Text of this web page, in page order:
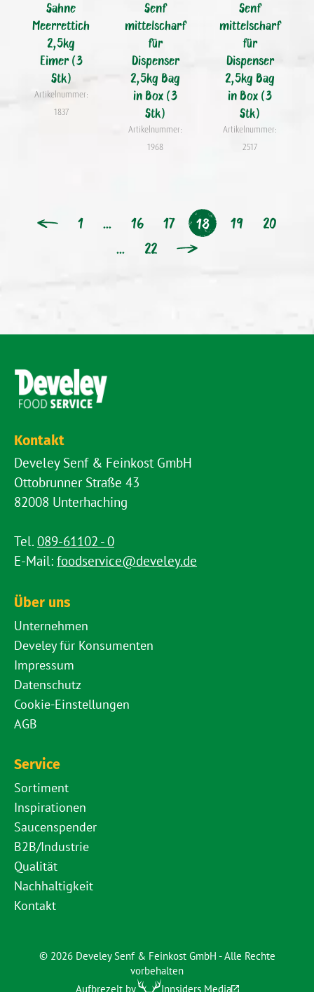
Sahne
Meerrettich
2,5kg
Eimer (3
Stk)
Artikelnummer:
1837
Senf
mittelscharf
für
Dispenser
2,5kg Bag
in Box (3
Stk)
Artikelnummer:
1968
Senf
mittelscharf
für
Dispenser
2,5kg Bag
in Box (3
Stk)
Artikelnummer:
2517
1 … 16 17 18 19
20
…
22
Kontakt
Develey Senf & Feinkost GmbH
Ottobrunner Straße 43
82008 Unterhaching
Tel. 089-61102 - 0
E-Mail: foodservice@develey.de
Über uns
Unternehmen
Develey für Konsumenten
Impressum
Datenschutz
Cookie-Einstellungen
AGB
Service
Sortiment
Inspirationen
Saucenspender
B2B/Industrie
Qualität
Nachhaltigkeit
Kontakt
© 2026 Develey Senf & Feinkost GmbH - Alle Rechte
vorbehalten
Aufbrezelt by
Innsiders Media